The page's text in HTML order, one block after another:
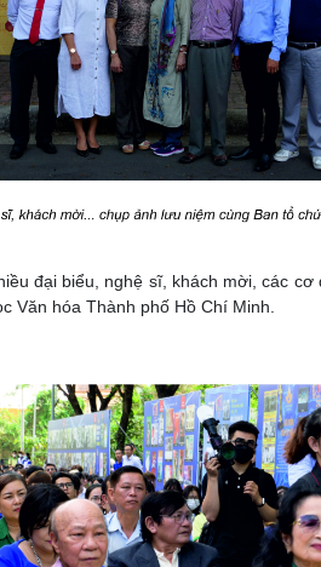
đại biểu, nghệ sĩ, khách mời, các
Văn hóa Thành phố Hồ Chí Minh.